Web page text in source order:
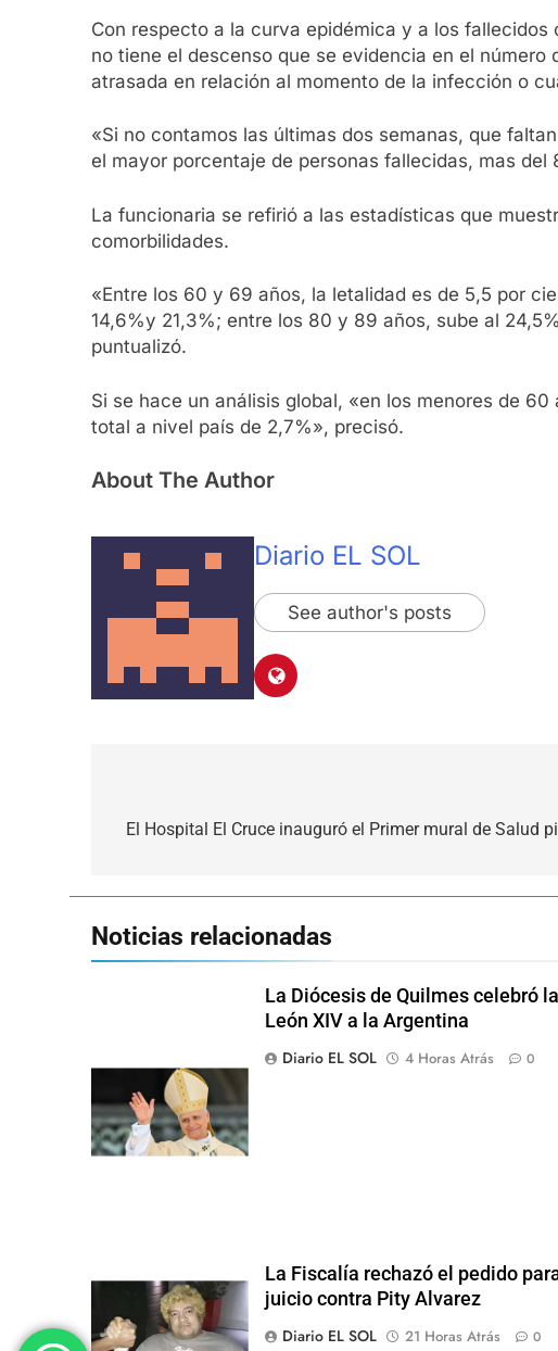
Con respecto a la curva epidémica y a los
no tiene el descenso que se evidencia en el
atrasada en relación al momento de la infección o
«Si no contamos las últimas dos semanas, que
el mayor porcentaje de personas fallecidas, mas
La funcionaria se refirió a las estadísticas que
comorbilidades.
«Entre los 60 y 69 años, la letalidad es de 5,5 por
14,6%y 21,3%; entre los 80 y 89 años, sube al
puntualizó.
Si se hace un análisis global, «en los menores de
total a nivel país de 2,7%», precisó.
About The Author
Diario EL SOL
See author's posts
de
El Hospital El Cruce inauguró el Primer mural de Salud
Noticias relacionadas
La Diócesis de Quilmes celebró
León XIV a la Argentina
Diario EL SOL
4 Horas Atrás 0
La Fiscalía rechazó el pedido
juicio contra Pity Alvarez
Diario EL SOL
21 Horas Atrás 0